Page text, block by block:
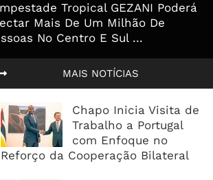
MAIS NOTÍCIAS
Chapo Inicia Visita de
Trabalho a Portugal
com Enfoque no
Reforço da Cooperação Bilateral
Tropical GEZANI Poderá
Mais De Um Milhão De
No Centro E Sul ...
admite nova operadora
a Mozal após suspensão das
do Standard Bank pede ao
que “saia do caminho” e
os negócios